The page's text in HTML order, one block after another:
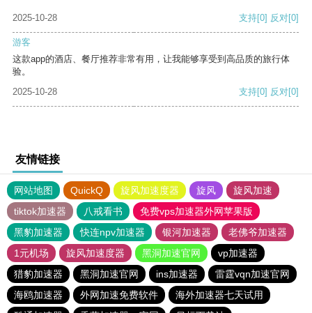
2025-10-28 支持[0] 反对[0]
游客
这款app的酒店、餐厅推荐非常有用，让我能够享受到高品质的旅行体
验。
2025-10-28
支持[0] 反对[0]
友情链接
网站地图 QuickQ 旋风加速度器 旋风
旋风加速
tiktok加速器
八戒看书
免费vps加速器外网苹果版
黑豹加速器
快连npv加速器 银河加速器
老佛爷加速器
1元机场
旋风加速度器 黑洞加速官网
vp加速器
猎豹加速器
黑洞加速官网 ins加速器
雷霆vqn加速官网
海鸥加速器
外网加速免费软件
海外加速器七天试用